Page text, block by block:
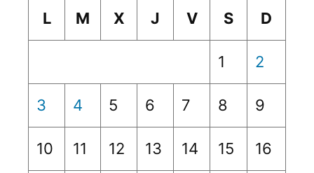
L
M X J V S D
1 2
3 4 5 6 7 8 9
10 11 12 13 14 15 16